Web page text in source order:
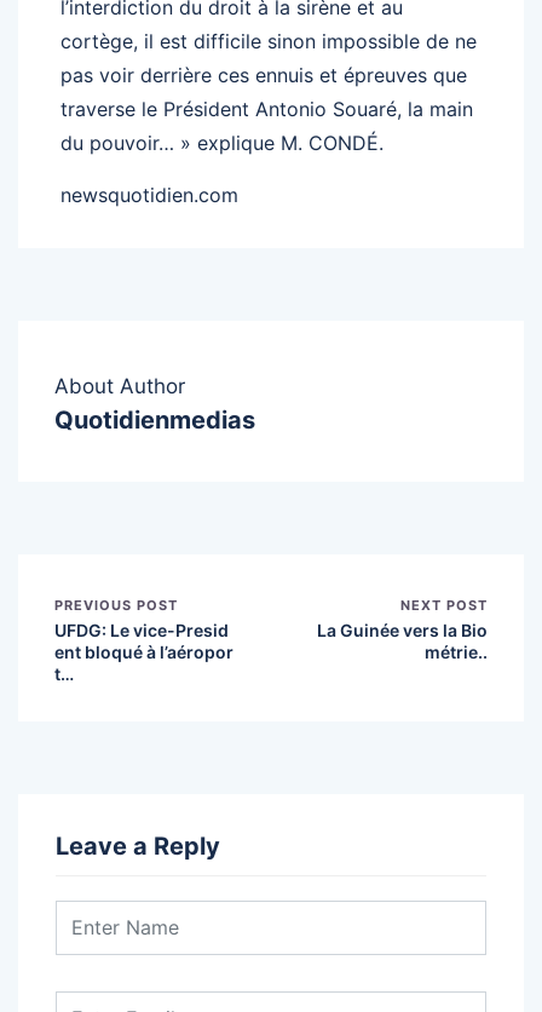
l’interdiction du droit à la sirène et au
cortège, il est difficile sinon impossible de ne
pas voir derrière ces ennuis et épreuves que
traverse le Président Antonio Souaré, la main
du pouvoir… » explique M. CONDÉ.
newsquotidien.com
About Author
Quotidienmedias
PREVIOUS POST
UFDG: Le vice-Presid
ent bloqué à l’aéropor
t…
NEXT POST
La Guinée vers la Bio
métrie..
Leave a Reply